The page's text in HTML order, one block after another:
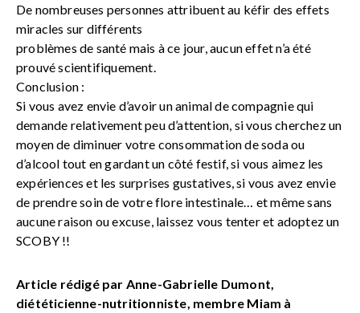
De nombreuses personnes attribuent au kéfir des effets
miracles sur différents
problèmes de santé mais à ce jour, aucun effet n’a été
prouvé scientifiquement.
Conclusion :
Si vous avez envie d’avoir un animal de compagnie qui
demande relativement peu d’attention, si vous cherchez un
moyen de diminuer votre consommation de soda ou
d’alcool tout en gardant un côté festif, si vous aimez les
expériences et les surprises gustatives, si vous avez envie
de prendre soin de votre flore intestinale… et même sans
aucune raison ou excuse, laissez vous tenter et adoptez un
SCOBY !!
Article rédigé par Anne-Gabrielle Dumont,
diététicienne-nutritionniste, membre Miam à